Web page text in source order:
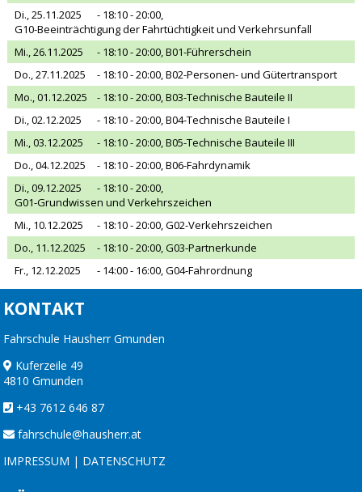
Di., 25.11.2025
- 18:10 - 20:00,
G10-Beeinträchtigung der Fahrtüchtigkeit und Verkehrsunfall
Mi., 26.11.2025
- 18:10 - 20:00,B01-Führerschein
Do., 27.11.2025
- 18:10 - 20:00,B02-Personen- und Gütertransport
Mo., 01.12.2025
- 18:10 - 20:00,B03-Technische Bauteile II
Di., 02.12.2025
- 18:10 - 20:00,B04-Technische Bauteile I
Mi., 03.12.2025
- 18:10 - 20:00,B05-Technische Bauteile III
Do., 04.12.2025
- 18:10 - 20:00,B06-Fahrdynamik
Di., 09.12.2025
- 18:10 - 20:00,
G01-Grundwissen und Verkehrszeichen
Mi., 10.12.2025
- 18:10 - 20:00,G02-Verkehrszeichen
Do., 11.12.2025
- 18:10 - 20:00,G03-Partnerkunde
Fr., 12.12.2025
- 14:00 - 16:00,G04-Fahrordnung
KONTAKT
Fahrschule Hausherr Gmunden
Kuferzeile 49
4810 Gmunden
+43 7612 646 87
fahrschule@hausherr.at
IMPRESSUM | DATENSCHUTZ